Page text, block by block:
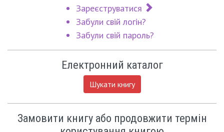
Зареєструватися
Забули свій логін?
Забули свій пароль?
Електронний каталог
Шукати книгу
Замовити книгу або продовжити термін